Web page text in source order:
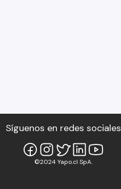
Síguenos en redes sociales
©2024 Yapo.cl SpA.